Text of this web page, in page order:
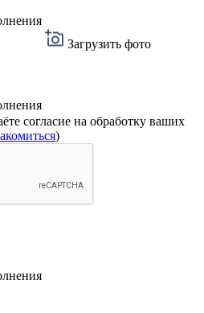
Загрузить фото
согласие на обработку ваших
)